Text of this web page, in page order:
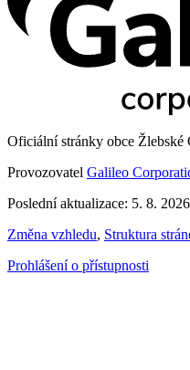
Oficiální stránky obce
Provozovatel Galileo
Poslední aktualizace: 5. 8. 2026
Změna vzhledu, Struktura
Prohlášení o přístupnosti